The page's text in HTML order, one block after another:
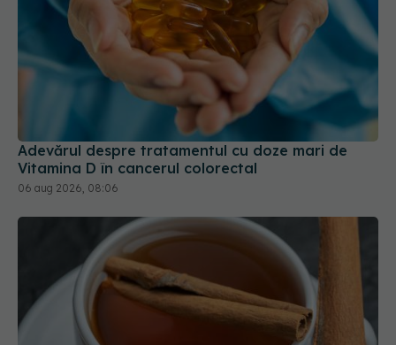
Adevărul despre tratamentul cu doze mari de
Vitamina D în cancerul colorectal
06 aug 2026, 08:06